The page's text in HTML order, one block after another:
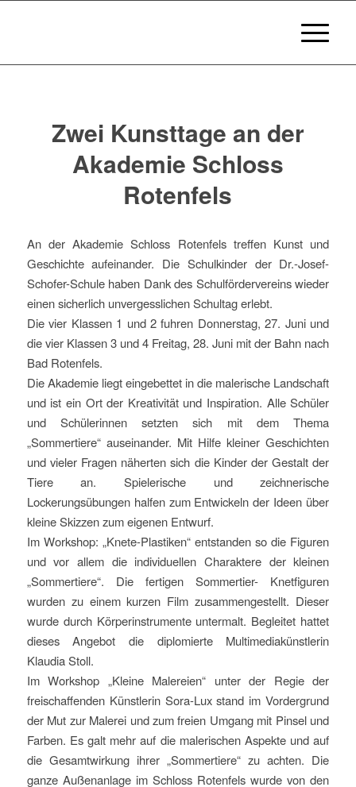
Zwei Kunsttage an der
Akademie Schloss
Rotenfels
An der Akademie Schloss Rotenfels treffen Kunst und
Geschichte aufeinander. Die Schulkinder der Dr.-Josef-
Schofer-Schule haben Dank des Schulfördervereins wieder
einen sicherlich unvergesslichen Schultag erlebt.
Die vier Klassen 1 und 2 fuhren Donnerstag, 27. Juni und
die vier Klassen 3 und 4 Freitag, 28. Juni mit der Bahn nach
Bad Rotenfels.
Die Akademie liegt eingebettet in die malerische Landschaft
und ist ein Ort der Kreativität und Inspiration. Alle Schüler
und Schülerinnen setzten sich mit dem Thema
„Sommertiere“ auseinander. Mit Hilfe kleiner Geschichten
und vieler Fragen näherten sich die Kinder der Gestalt der
Tiere an. Spielerische und zeichnerische
Lockerungsübungen halfen zum Entwickeln der Ideen über
kleine Skizzen zum eigenen Entwurf.
Im Workshop: „Knete-Plastiken“ entstanden so die Figuren
und vor allem die individuellen Charaktere der kleinen
„Sommertiere“. Die fertigen Sommertier- Knetfiguren
wurden zu einem kurzen Film zusammengestellt. Dieser
wurde durch Körperinstrumente untermalt. Begleitet hattet
dieses Angebot die diplomierte Multimediakünstlerin
Klaudia Stoll.
Im Workshop „Kleine Malereien“ unter der Regie der
freischaffenden Künstlerin Sora-Lux stand im Vordergrund
der Mut zur Malerei und zum freien Umgang mit Pinsel und
Farben. Es galt mehr auf die malerischen Aspekte und auf
die Gesamtwirkung ihrer „Sommertiere“ zu achten. Die
ganze Außenanlage im Schloss Rotenfels wurde von den